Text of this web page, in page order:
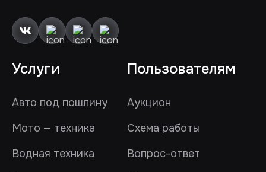
Услуги
Авто под пошлину
Мото — техника
Водная техника
Пользователям
Аукцион
Схема работы
Вопрос-ответ